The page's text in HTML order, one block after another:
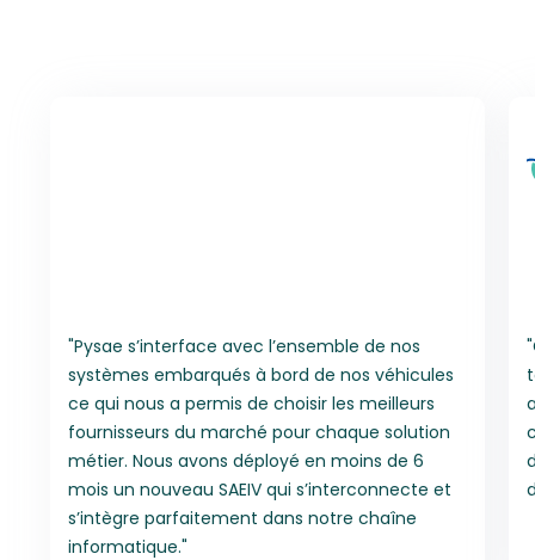
"Pysae s’interface avec l’ensemble de nos
systèmes embarqués à bord de nos véhicules
ce qui nous a permis de choisir les meilleurs
fournisseurs du marché pour chaque solution
métier. Nous avons déployé en moins de 6
mois un nouveau SAEIV qui s’interconnecte et
s’intègre parfaitement dans notre chaîne
informatique."